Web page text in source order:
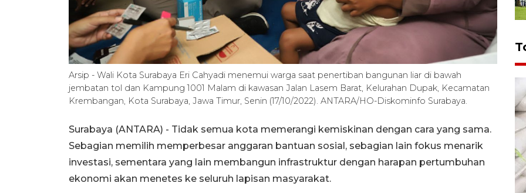
Arsip - Wali Kota Surabaya Eri Cahyadi menemui warga saat penertiban bangunan liar di bawah
jembatan tol dan Kampung 1001 Malam di kawasan Jalan Lasem Barat, Kelurahan Dupak, Kecamatan
Krembangan, Kota Surabaya, Jawa Timur, Senin (17/10/2022). ANTARA/HO-Diskominfo Surabaya.
Surabaya (ANTARA) - Tidak semua kota memerangi kemiskinan dengan cara yang sama.
Sebagian memilih memperbesar anggaran bantuan sosial, sebagian lain fokus menarik
investasi, sementara yang lain membangun infrastruktur dengan harapan pertumbuhan
ekonomi akan menetes ke seluruh lapisan masyarakat.